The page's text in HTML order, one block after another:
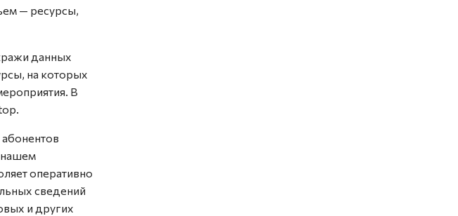
— ресурсы,
данных
на которых
В
нашем
оперативно
сведений
и других